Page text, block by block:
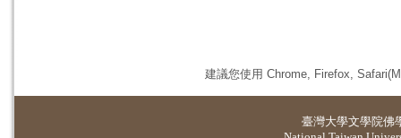
建議您使用 Chrome, Firefox,
臺灣大學文學院佛